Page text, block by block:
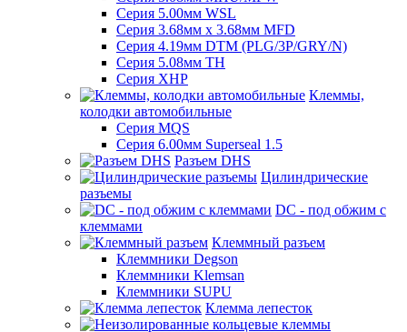
Серия 5.00мм WSL
Серия 3.68мм х 3.68мм MFD
Серия 4.19мм DTM (PLG/3P/GRY/N)
Серия 5.08мм TH
Серия XHP
Клеммы,
колодки автомобильные
Серия MQS
Серия 6.00мм Superseal 1.5
Разъем DHS
Цилиндрические
разъемы
DC - под обжим с
клеммами
Клеммный разъем
Клеммники Degson
Клеммники Klemsan
Клеммники SUPU
Клемма лепесток